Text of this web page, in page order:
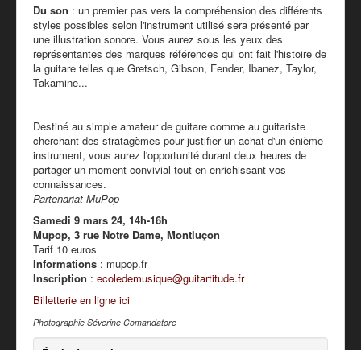
Du son : un premier pas vers la compréhension des différents
styles possibles selon l'instrument utilisé sera présenté par
une illustration sonore. Vous aurez sous les yeux des
représentantes des marques références qui ont fait l'histoire de
la guitare telles que Gretsch, Gibson, Fender, Ibanez, Taylor,
Takamine...
Destiné au simple amateur de guitare comme au guitariste
cherchant des stratagèmes pour justifier un achat d'un énième
instrument, vous aurez l'opportunité durant deux heures de
partager un moment convivial tout en enrichissant vos
connaissances.
Partenariat MuPop
Samedi 9 mars 24, 14h-16h
Mupop, 3 rue Notre Dame, Montluçon
Tarif 10 euros
Informations : mupop.fr
Inscription : ecoledemusique@guitartitude.fr
Billetterie en ligne ici
Photographie Séverine Comandatore